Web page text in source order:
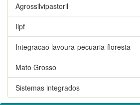
Agrossilvipastoril
Ilpf
Integracao lavoura-pecuaria-floresta
Mato Grosso
Sistemas integrados